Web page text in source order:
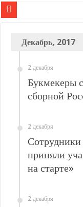
РСА: средняя выплата по
Спрос на
В Краснодарском крае с
Важные правила
В городах и районах
Стартовал прием
Декабрь, 2017
2 декабря
Букмекеры
сборной
2 декабря
Сотрудники
приняли
на старте»
2 декабря